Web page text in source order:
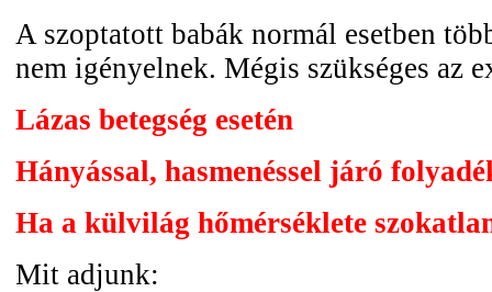
A szoptatott babák normál esetben
nem igényelnek. Mégis szükséges az
Lázas betegség esetén
Hányással, hasmenéssel járó
Ha a külvilág hőmérséklete
Mit adjunk: